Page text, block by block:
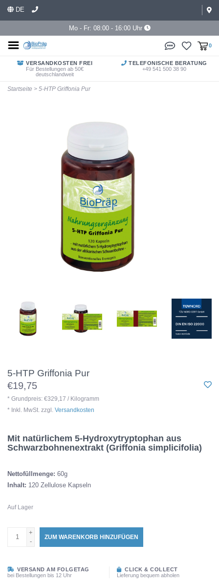
DE
Mo - Fr: 08:00 - 16:00 Uhr
0
VERSANDKOSTEN FREI
Für Bestellungen ab 50€
deutschlandweit
TELEFONISCHE BERATUNG
+49 541 500 38 90
Startseite > 5-HTP Griffonia Pur
5-HTP Griffonia Pur
€19,75
* Grundpreis: €329,17 / Kilogramm
* Inkl. MwSt. zzgl. Versandkosten
Mit natürlichem 5-Hydroxytryptophan aus
Schwarzbohnenextrakt (Griffonia simplicifolia)
Nettofüllmenge: 60g
Inhalt: 120 Zellulose Kapseln
Auf Lager
+
-
ZUM WARENKORB HINZUFÜGEN
VERSAND AM FOLGETAG
bei Bestellungen bis 12 Uhr
CLICK & COLLECT
Lieferung bequem abholen